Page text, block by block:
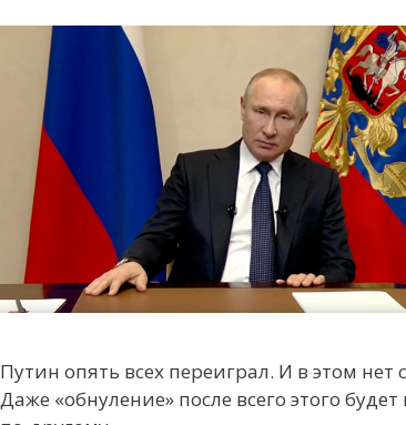
Путин опять всех переиграл. И в этом нет
Даже «обнуление» после всего этого